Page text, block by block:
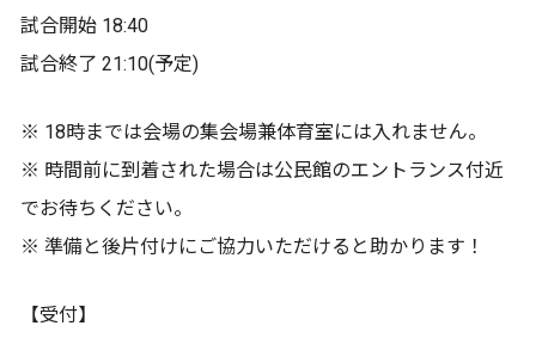
試合開始 18:40
試合終了 21:10(予定)
※ 18時までは会場の集会場兼体育室には入れません。
※ 時間前に到着された場合は公民館のエントランス付近
でお待ちください。
※ 準備と後片付けにご協力いただけると助かります！
【受付】